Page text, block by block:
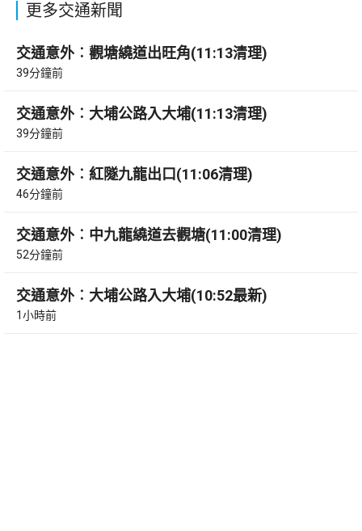
更多交通新聞
交通意外︰觀塘繞道出旺角(11:13清理)
39分鐘前
交通意外︰大埔公路入大埔(11:13清理)
39分鐘前
交通意外︰紅隧九龍出口(11:06清理)
46分鐘前
交通意外︰中九龍繞道去觀塘(11:00清理)
52分鐘前
交通意外︰大埔公路入大埔(10:52最新)
1小時前